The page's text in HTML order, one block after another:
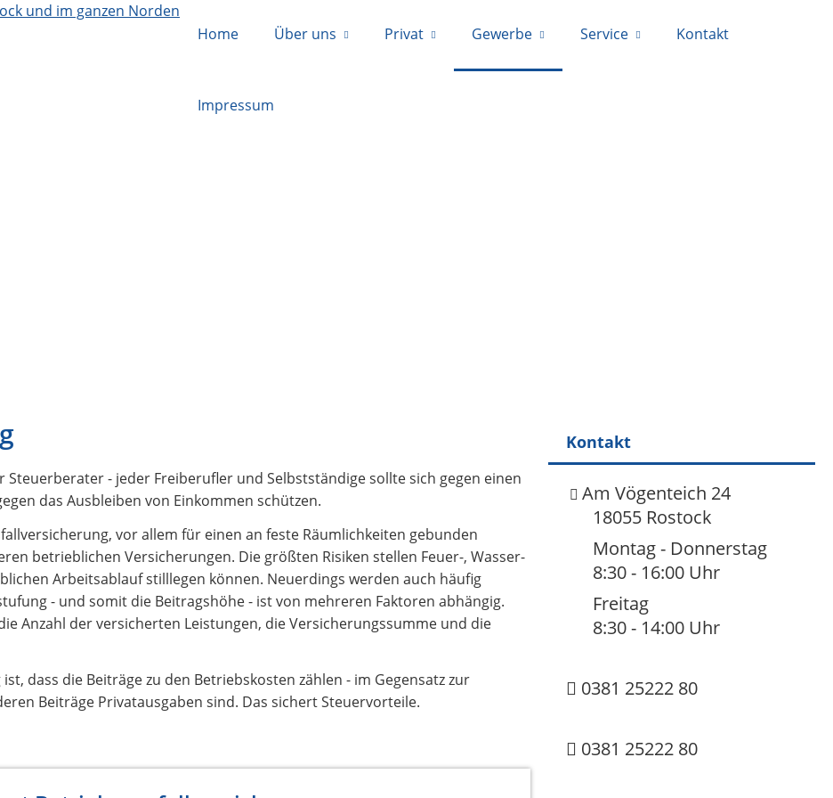
Home Über uns Privat Gewerbe Service Kontakt
Impressum
Kontakt
Am Vögenteich 24
18055 Rostock
Montag - Donnerstag
8:30 - 16:00 Uhr
Freitag
8:30 - 14:00 Uhr
0381 25222 80
0381 25222 80
Steuerberater - jeder Freiberufler und Selbstständige sollte sich gegen einen
das Ausbleiben von Einkommen schützen.
vor allem für einen an feste Räumlichkeiten gebunden
betrieblichen Versicherungen. Die größten Risiken stellen Feuer-, Wasser-
Arbeitsablauf stilllegen können. Neuerdings werden auch häufig
- und somit die Beitragshöhe - ist von mehreren Faktoren abhängig.
Anzahl der versicherten Leistungen, die Versicherungssumme und die
dass die Beiträge zu den Betriebskosten zählen - im Gegensatz zur
Beiträge Privatausgaben sind. Das sichert Steuervorteile.